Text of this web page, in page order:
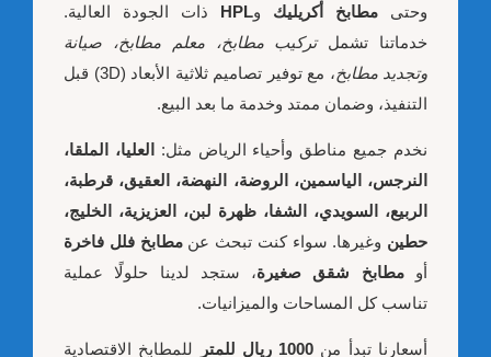
وحتى مطابخ أكريليك وHPL ذات الجودة العالية.
خدماتنا تشملتركيب مطابخ، معلم مطابخ، صيانة
وتجديد مطابخ
، مع توفير تصاميم ثلاثية الأبعاد (3D) قبل
التنفيذ، وضمان ممتد وخدمة ما بعد البيع.
نخدم جميع مناطق وأحياء الرياض مثل:
العليا، الملقا،
النرجس، الياسمين، الروضة، النهضة، العقيق، قرطبة،
الربيع، السويدي، الشفا، ظهرة لبن، العزيزية، الخليج،
حطين وغيرها. سواء كنت تبحث عنمطابخ فلل فاخرة
أومطابخ شقق صغيرة، ستجد لدينا حلولًا عملية
تناسب كل المساحات والميزانيات.
أسعارنا تبدأ من 1000 ريال للمتر للمطابخ الاقتصادية